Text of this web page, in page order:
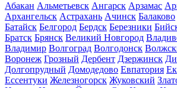
Абакан Альметьевск Ангарск Арзамас
Архангельск Астрахань Ачинск Балаково
Батайск Белгород Бердск Березники
Братск Брянск Великий Новгород
Владимир Волгоград Волгодонск
Воронеж Грозный Дербент Дзержинск
Долгопрудный Домодедово Евпатория
Ессентуки Железногорск Жуковский